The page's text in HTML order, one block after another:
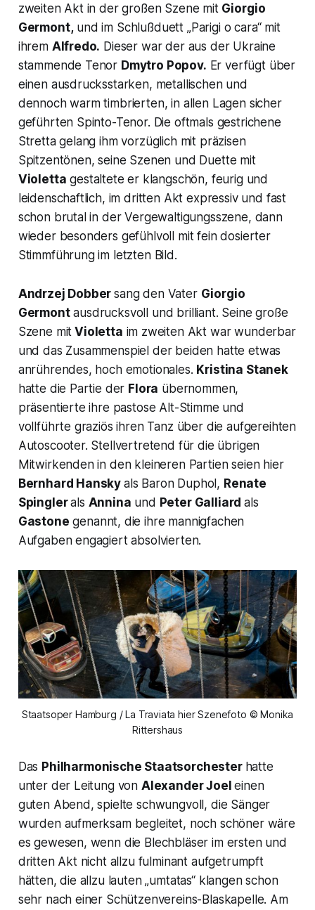
zweiten Akt in der großen Szene mitGiorgio
Germont,und im Schlußduett „Parigi o cara“mit
ihrem Alfredo. Dieser war der aus der Ukraine
stammende Tenor Dmytro Popov. Er verfügt über
einen ausdrucksstarken, metallischen und
dennoch warm timbrierten, in allen Lagen sicher
geführten Spinto-Tenor. Die oftmals gestrichene
Strettagelang ihm vorzüglich mit präzisen
Spitzentönen, seine Szenen und Duette mit
Violetta gestaltete er klangschön, feurig und
leidenschaftlich, im dritten Akt expressiv und fast
schon brutal in der Vergewaltigungsszene, dann
wieder besonders gefühlvoll mit fein dosierter
Stimmführung im letzten Bild.
Andrzej Dobbersang den Vater Giorgio
Germontausdrucksvoll und brilliant. Seine große
Szene mit Violetta im zweiten Akt war wunderbar
und das Zusammenspiel der beiden hatte etwas
anrührendes, hoch emotionales. Kristina Stanek
hatte die Partie der Flora übernommen,
präsentierte ihre pastose Alt-Stimme und
vollführte graziös ihren Tanz über die aufgereihten
Autoscooter. Stellvertretend für die übrigen
Mitwirkenden in den kleineren Partien seien hier
Bernhard Hansky als Baron Duphol, Renate
Spinglerals Annina und Peter Galliardals
Gastone genannt, die ihre mannigfachen
Aufgaben engagiert absolvierten.
Staatsoper Hamburg / La Traviata hier Szenefoto © Monika
Rittershaus
Das Philharmonische Staatsorchester hatte
unter der Leitung von Alexander Joeleinen
guten Abend, spielte schwungvoll, die Sänger
wurden aufmerksam begleitet, noch schöner wäre
es gewesen, wenn die Blechbläser im ersten und
dritten Akt nicht allzu fulminant aufgetrumpft
hätten, die allzu lauten „umtatas“ klangen schon
sehr nach einer Schützenvereins-Blaskapelle. Am